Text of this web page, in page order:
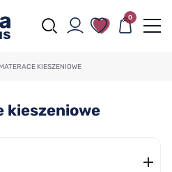
0
MATERACE KIESZENIOWE
kieszeniowe